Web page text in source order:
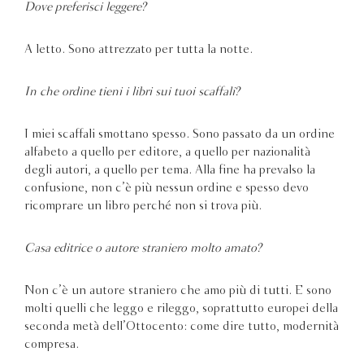
Dove preferisci leggere?
A letto. Sono attrezzato per tutta la notte.
In che ordine tieni i libri sui tuoi scaffali?
I miei scaffali smottano spesso. Sono passato da un ordine
alfabeto a quello per editore, a quello per nazionalità
degli autori, a quello per tema. Alla fine ha prevalso la
confusione, non c’è più nessun ordine e spesso devo
ricomprare un libro perché non si trova più.
Casa editrice o autore straniero molto amato?
Non c’è un autore straniero che amo più di tutti. E sono
molti quelli che leggo e rileggo, soprattutto europei della
seconda metà dell’Ottocento: come dire tutto, modernità
compresa.